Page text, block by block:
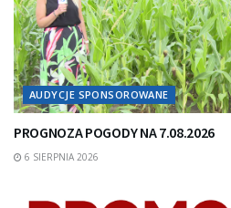
AUDYCJE SPONSOROWANE
PROGNOZA POGODY NA 7.08.2026
6 SIERPNIA 2026